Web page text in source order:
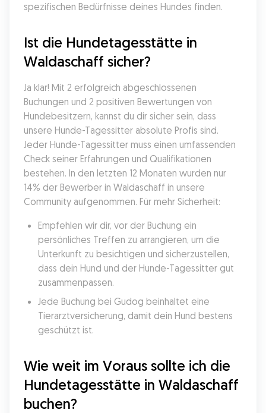
spezifischen Bedürfnisse deines Hundes finden.
Ist die Hundetagesstätte in
Waldaschaff sicher?
Ja klar! Mit 2 erfolgreich abgeschlossenen
Buchungen und 2 positiven Bewertungen von
Hundebesitzern, kannst du dir sicher sein, dass
unsere Hunde-Tagessitter absolute Profis sind.
Jeder Hunde-Tagessitter muss einen umfassenden
Check seiner Erfahrungen und Qualifikationen
bestehen. In den letzten 12 Monaten wurden nur
14% der Bewerber in Waldaschaff in unsere
Community aufgenommen. Für mehr Sicherheit:
Empfehlen wir dir, vor der Buchung ein
persönliches Treffen zu arrangieren, um die
Unterkunft zu besichtigen und sicherzustellen,
dass dein Hund und der Hunde-Tagessitter gut
zusammenpassen.
Jede Buchung bei Gudog beinhaltet eine
Tierarztversicherung, damit dein Hund bestens
geschützt ist.
Wie weit im Voraus sollte ich die
Hundetagesstätte in Waldaschaff
buchen?